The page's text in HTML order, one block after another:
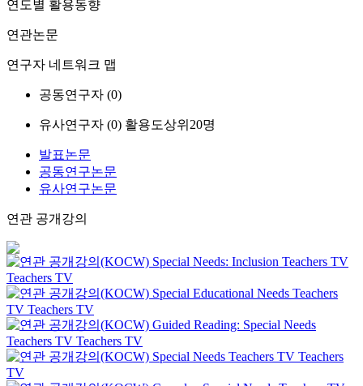
연도별 활용동향
연관논문
연구자 네트워크 맵
공동연구자 (0)
유사연구자 (0) 활용도상위20명
발표논문
공동연구논문
유사연구논문
연관 공개강의
Special Needs: Inclusion Teachers TV
Teachers TV
Special Educational Needs Teachers
TV Teachers TV
Guided Reading: Special Needs
Teachers TV Teachers TV
Special Needs Teachers TV Teachers
TV